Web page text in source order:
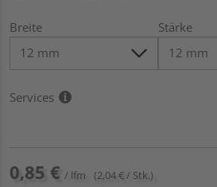
Breite Stärke
Services
0,85 € / lfm (2,04 € / Stk.)